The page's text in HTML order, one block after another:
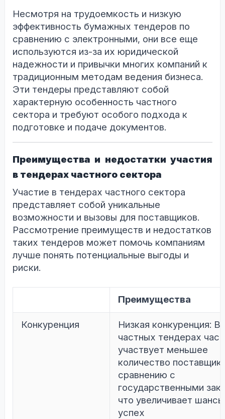
Несмотря на трудоемкость и низкую
эффективность бумажных тендеров по
сравнению с электронными, они все еще
используются из-за их юридической
надежности и привычки многих компаний к
традиционным методам ведения бизнеса.
Эти тендеры представляют собой
характерную особенность частного
сектора и требуют особого подхода к
подготовке и подаче документов.
Преимущества и недостатки участия
в тендерах частного сектора
Участие в тендерах частного сектора
представляет собой уникальные
возможности и вызовы для поставщиков.
Рассмотрение преимуществ и недостатков
таких тендеров может помочь компаниям
лучше понять потенциальные выгоды и
риски.
Преимущества
Конкуренция
Низкая конкуренция: В
частных тендерах
участвует меньшее
количество
сравнению с
государственными
что увеличивает
успех